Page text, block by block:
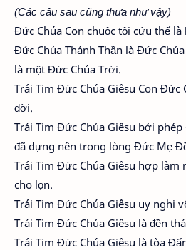
(Các câu sau cũng thưa như vậy)
Đức Chúa Con chuộc tội cứu thế
Đức Chúa Thánh Thần là Đức
là một Đức Chúa Trời.
Trái Tim Đức Chúa Giêsu Con Đức
đời.
Trái Tim Đức Chúa Giêsu bởi phép
đã dựng nên trong lòng Đức Mẹ
Trái Tim Đức Chúa Giêsu hợp làm
cho lọn.
Trái Tim Đức Chúa Giêsu uy nghi
Trái Tim Đức Chúa Giêsu là đền
Trái Tim Đức Chúa Giêsu là tòa